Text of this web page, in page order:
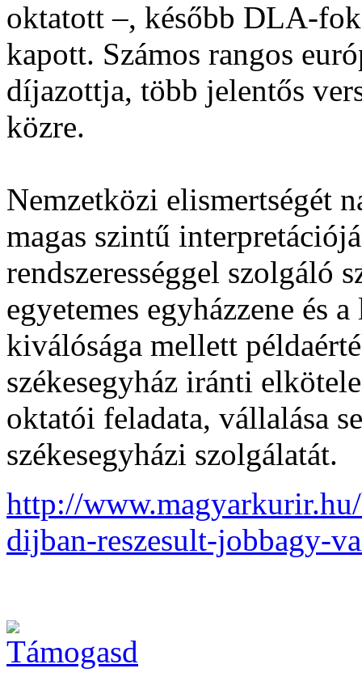
oktatott –, később DLA-
kapott. Számos rangos
díjazottja, több jelentős
közre.
Nemzetközi elismertségét
magas szintű
rendszerességgel szolgáló
egyetemes egyházzene és
kiválósága mellett
székesegyház iránti
oktatói feladata, vállalása
székesegyházi szolgálatát.
http://
dijban-reszesult-jobbagy-